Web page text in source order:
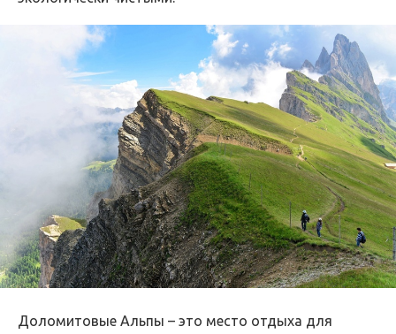
Доломитовые Альпы – это место отдыха для